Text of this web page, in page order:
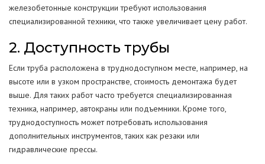
железобетонные конструкции требуют использования
специализированной техники, что также увеличивает цену работ.
2. Доступность трубы
Если труба расположена в труднодоступном месте, например, на
высоте или в узком пространстве, стоимость демонтажа будет
выше. Для таких работ часто требуется специализированная
техника, например, автокраны или подъемники. Кроме того,
труднодоступность может потребовать использования
дополнительных инструментов, таких как резаки или
гидравлические прессы.